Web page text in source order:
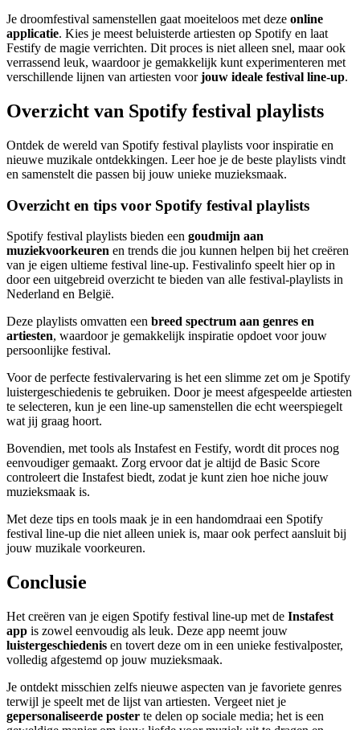
Je droomfestival samenstellen gaat moeiteloos met deze online
applicatie. Kies je meest beluisterde artiesten op Spotify en laat
Festify de magie verrichten. Dit proces is niet alleen snel, maar ook
verrassend leuk, waardoor je gemakkelijk kunt experimenteren met
verschillende lijnen van artiesten voorjouw ideale festival line-up.
Overzicht van Spotify festival playlists
Ontdek de wereld van Spotify festival playlists voor inspiratie en
nieuwe muzikale ontdekkingen. Leer hoe je de beste playlists vindt
en samenstelt die passen bij jouw unieke muzieksmaak.
Overzicht en tips voor Spotify festival playlists
Spotify festival playlists bieden een goudmijn aan
muziekvoorkeuren en trends die jou kunnen helpen bij het creëren
van je eigen ultieme festival line-up. Festivalinfo speelt hier op in
door een uitgebreid overzicht te bieden van alle festival-playlists in
Nederland en België.
Deze playlists omvatten een breed spectrum aan genres en
artiesten, waardoor je gemakkelijk inspiratie opdoet voor jouw
persoonlijke festival.
Voor de perfecte festivalervaring is het een slimme zet om je Spotify
luistergeschiedenis te gebruiken. Door je meest afgespeelde artiesten
te selecteren, kun je een line-up samenstellen die echt weerspiegelt
wat jij graag hoort.
Bovendien, met tools als Instafest en Festify, wordt dit proces nog
eenvoudiger gemaakt. Zorg ervoor dat je altijd de Basic Score
controleert die Instafest biedt, zodat je kunt zien hoe niche jouw
muzieksmaak is.
Met deze tips en tools maak je in een handomdraai een Spotify
festival line-up die niet alleen uniek is, maar ook perfect aansluit bij
jouw muzikale voorkeuren.
Conclusie
Het creëren van je eigen Spotify festival line-up met de Instafest
app is zowel eenvoudig als leuk. Deze app neemt jouw
luistergeschiedenis en tovert deze om in een unieke festivalposter,
volledig afgestemd op jouw muzieksmaak.
Je ontdekt misschien zelfs nieuwe aspecten van je favoriete genres
terwijl je speelt met de lijst van artiesten. Vergeet niet je
gepersonaliseerde poster te delen op sociale media; het is een